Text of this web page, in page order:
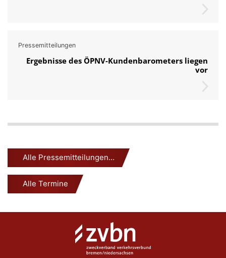
Pressemitteilungen
Ergebnisse des ÖPNV-Kundenbarometers liegen
vor
Alle Pressemitteilungen…
Alle Termine